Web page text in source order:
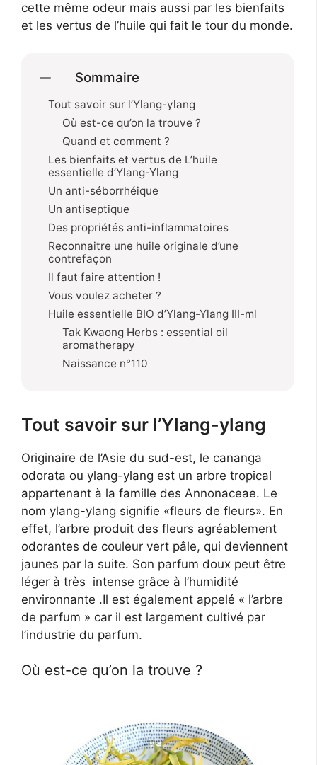
cette même odeur mais aussi par les bienfaits
et les vertus de l’huile qui fait le tour du monde.
Sommaire
Tout savoir sur l’Ylang-ylang
Où est-ce qu’on la trouve ?
Quand et comment ?
Les bienfaits et vertus de L’huile
essentielle d’Ylang-Ylang
Un anti-séborrhéique
Un antiseptique
Des propriétés anti-inflammatoires
Reconnaitre une huile originale d’une
contrefaçon
Il faut faire attention !
Vous voulez acheter ?
Huile essentielle BIO d’Ylang-Ylang III-ml
Tak Kwaong Herbs : essential oil
aromatherapy
Naissance n°110
Tout savoir sur l’Ylang-ylang
Originaire de l’Asie du sud-est, le cananga
odorata ou ylang-ylang est un arbre tropical
appartenant à la famille des Annonaceae. Le
nom ylang-ylang signifie «fleurs de fleurs». En
effet, l’arbre produit des fleurs agréablement
odorantes de couleur vert pâle, qui deviennent
jaunes par la suite. Son parfum doux peut être
léger à très intense grâce à l’humidité
environnante .Il est également appelé « l’arbre
de parfum » car il est largement cultivé par
l’industrie du parfum.
Où est-ce qu’on la trouve ?